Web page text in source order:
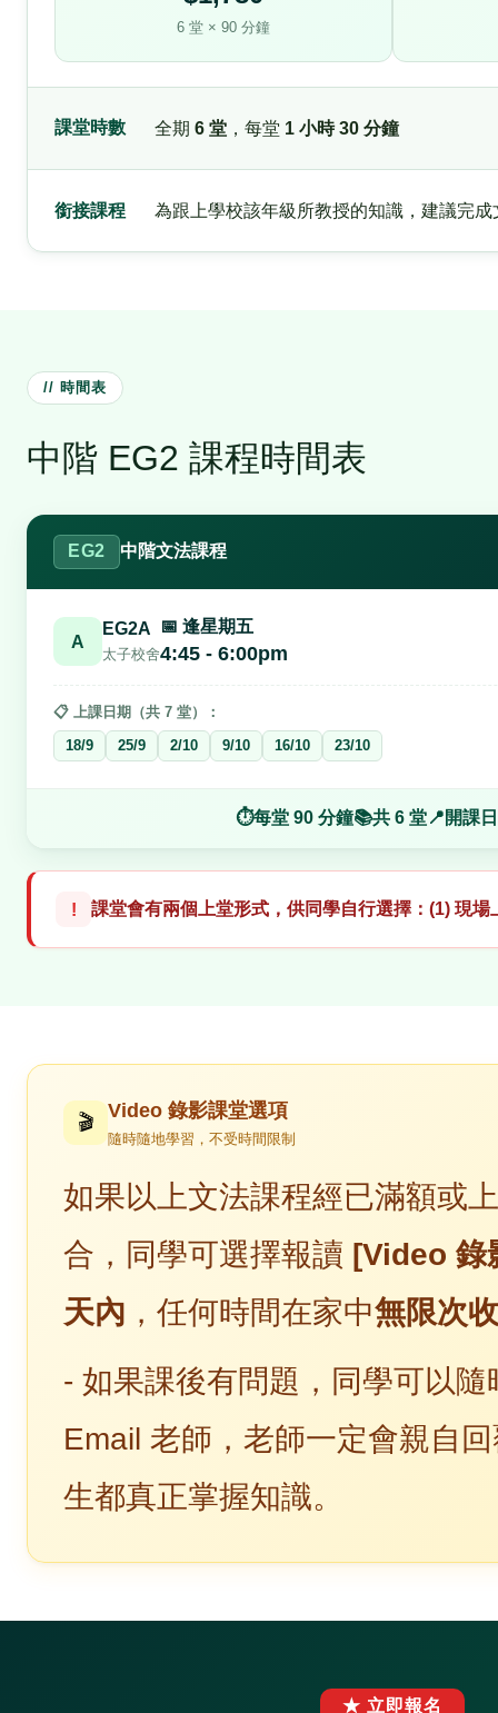
6 堂 × 90 分鐘
課堂時數 全期 6 堂 ，每堂 1 小時 30 分鐘
銜接課程 為跟上學校該年級所教授的知識，建議完
// 時間表
中階 EG2 課程時間表
EG2 中階文法課程
A
EG2A
太子校舍
📅 逢星期五
4:45 - 6:00pm
📋 上課日期（共 7 堂）：
18/9
25/9 2/10 9/10 16/10 23/10
⏱每堂 90 分鐘📚共 6 堂📍開課
! 課堂會有兩個上堂形式，供同學自行選擇：(1) 現
🎬
Video 錄影課堂選項
隨時隨地學習，不受時間限制
如果以上文法課程經已滿額或
合，同學可選擇報讀 [Video 錄
天內 ，任何時間在家中無限次
- 如果課後有問題，同學可以
Email 老師，老師一定會親自
生都真正掌握知識。
★ 立即報名